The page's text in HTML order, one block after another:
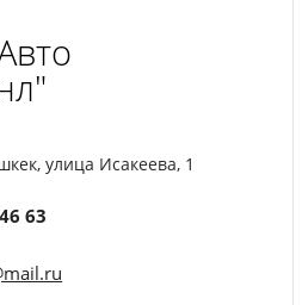
улица Исакеева, 1
63